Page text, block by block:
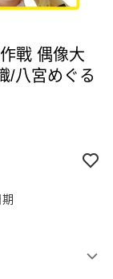
戰 偶像大
/八宮めぐる